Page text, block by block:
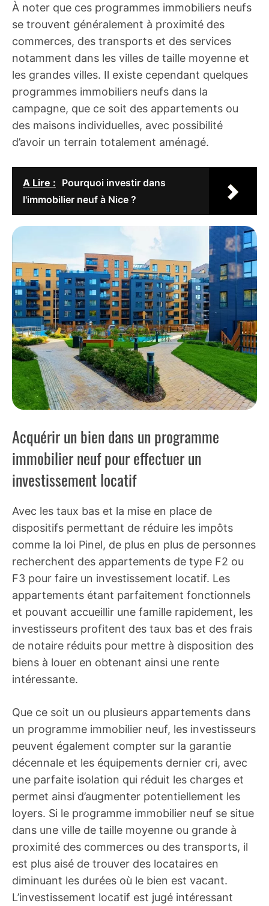
À noter que ces programmes immobiliers neufs
se trouvent généralement à proximité des
commerces, des transports et des services
notamment dans les villes de taille moyenne et
les grandes villes. Il existe cependant quelques
programmes immobiliers neufs dans la
campagne, que ce soit des appartements ou
des maisons individuelles, avec possibilité
d’avoir un terrain totalement aménagé.
A Lire : Pourquoi investir dans
l'immobilier neuf à Nice ?
Acquérir un bien dans un programme
immobilier neuf pour effectuer un
investissement locatif
Avec les taux bas et la mise en place de
dispositifs permettant de réduire les impôts
comme la loi Pinel, de plus en plus de personnes
recherchent des appartements de type F2 ou
F3 pour faire un investissement locatif. Les
appartements étant parfaitement fonctionnels
et pouvant accueillir une famille rapidement, les
investisseurs profitent des taux bas et des frais
de notaire réduits pour mettre à disposition des
biens à louer en obtenant ainsi une rente
intéressante.
Que ce soit un ou plusieurs appartements dans
un programme immobilier neuf, les investisseurs
peuvent également compter sur la garantie
décennale et les équipements dernier cri, avec
une parfaite isolation qui réduit les charges et
permet ainsi d’augmenter potentiellement les
loyers. Si le programme immobilier neuf se situe
dans une ville de taille moyenne ou grande à
proximité des commerces ou des transports, il
est plus aisé de trouver des locataires en
diminuant les durées où le bien est vacant.
L’investissement locatif est jugé intéressant